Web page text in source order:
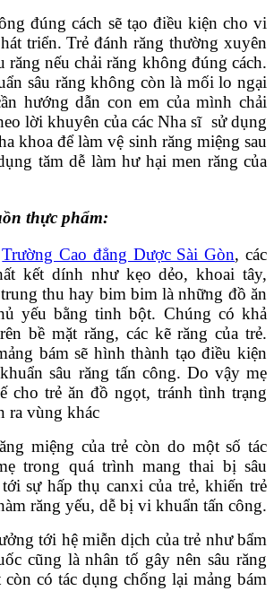
đúng cách sẽ tạo điều kiện cho vi
triển. Trẻ đánh răng thường xuyên
răng nếu chải răng không đúng cách.
sâu răng không còn là mối lo ngại
hướng dẫn con em của mình chải
lời khuyên của các Nha sĩ sử dụng
khoa để làm vệ sinh răng miệng sau
tăm dễ làm hư hại men răng của
thực phẩm:
Trường Cao đẳng Dược Sài Gòn, các
kết dính như kẹo dẻo, khoai tây,
thu hay bim bim là những đồ ăn
yếu bằng tinh bột. Chúng có khả
bề mặt răng, các kẽ răng của trẻ.
bám sẽ hình thành tạo điều kiện
sâu răng tấn công. Do vậy mẹ
cho trẻ ăn đồ ngọt, tránh tình trạng
ra vùng khác
miệng của trẻ còn do một số tác
trong quá trình mang thai bị sâu
sự hấp thụ canxi của trẻ, khiến trẻ
răng yếu, dễ bị vi khuẩn tấn công.
tới hệ miễn dịch của trẻ như bẩm
cũng là nhân tố gây nên sâu răng
có tác dụng chống lại mảng bám